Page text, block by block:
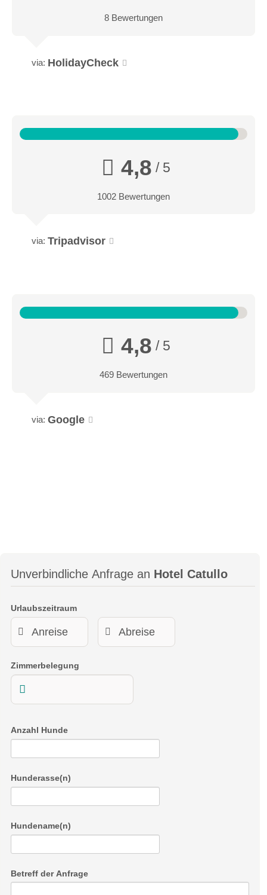
8 Bewertungen
via: HolidayCheck
4,8 / 5
1002 Bewertungen
via: Tripadvisor
4,8 / 5
469 Bewertungen
via: Google
Unverbindliche Anfrage an Hotel Catullo
Urlaubszeitraum
Zimmerbelegung
Anzahl Hunde
Hunderasse(n)
Hundename(n)
Betreff der Anfrage